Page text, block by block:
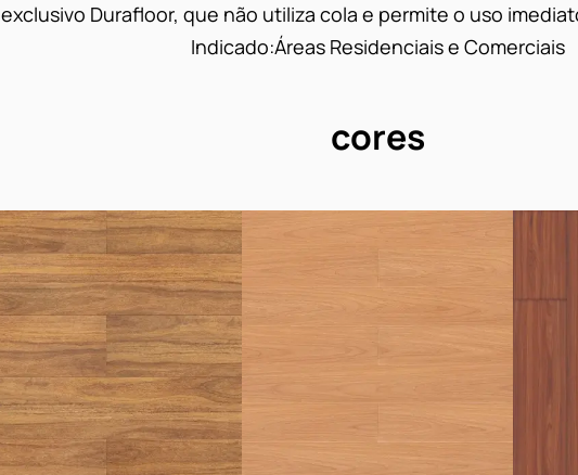
exclusivo Durafloor, que não utiliza cola e permite o uso
Indicado:Áreas Residenciais e Comerciais
cores